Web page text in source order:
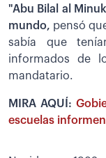
"Abu Bilal al
mundo, pensó
sabía que
informados de
mandatario.
MIRA AQUÍ:
escuelas